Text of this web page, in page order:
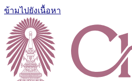
ข้ามไปยังเนื้อหา